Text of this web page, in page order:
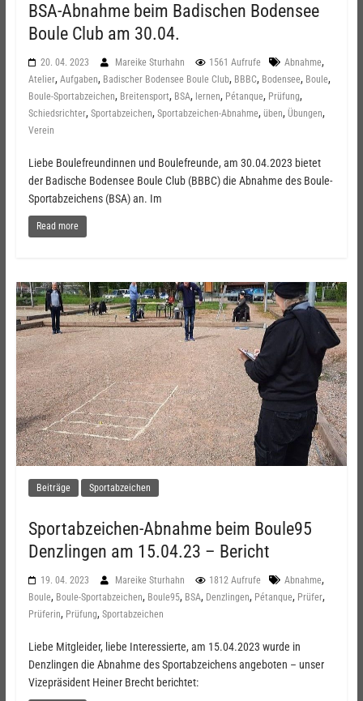
BSA-Abnahme beim Badischen Bodensee
Boule Club am 30.04.
20. 04. 2023 Mareike Sturhahn 1561 Aufrufe Abnahme,
Atelier, Aufgaben, Badischer Bodensee Boule Club, BBBC, Bodensee, Boule,
Boule-Sportabzeichen, Breitensport, BSA, lernen, Pétanque, Prüfung,
Schiedsrichter, Sportabzeichen, Sportabzeichen-Abnahme, üben, Übungen,
Verein
Liebe Boulefreundinnen und Boulefreunde, am 30.04.2023 bietet
der Badische Bodensee Boule Club (BBBC) die Abnahme des Boule-
Sportabzeichens (BSA) an. Im
Read more
Beiträge Sportabzeichen
Sportabzeichen-Abnahme beim Boule95
Denzlingen am 15.04.23 – Bericht
19. 04. 2023 Mareike Sturhahn 1812 Aufrufe Abnahme,
Boule, Boule-Sportabzeichen, Boule95, BSA, Denzlingen, Pétanque, Prüfer,
Prüferin, Prüfung, Sportabzeichen
Liebe Mitgleider, liebe Interessierte, am 15.04.2023 wurde in
Denzlingen die Abnahme des Sportabzeichens angeboten – unser
Vizepräsident Heiner Brecht berichtet: